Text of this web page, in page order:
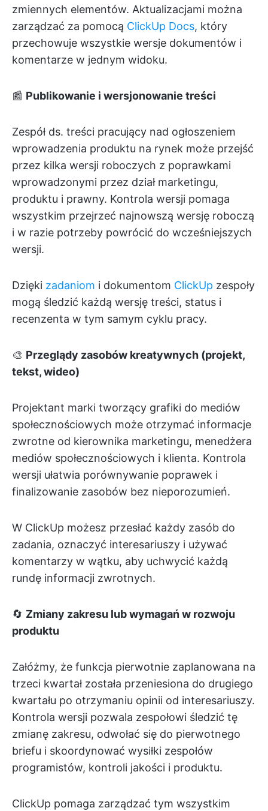
zmiennych elementów. Aktualizacjami można
zarządzać za pomocą ClickUp Docs, który
przechowuje wszystkie wersje dokumentów i
komentarze w jednym widoku.
📰 Publikowanie i wersjonowanie treści
Zespół ds. treści pracujący nad ogłoszeniem
wprowadzenia produktu na rynek może przejść
przez kilka wersji roboczych z poprawkami
wprowadzonymi przez dział marketingu,
produktu i prawny. Kontrola wersji pomaga
wszystkim przejrzeć najnowszą wersję roboczą
i w razie potrzeby powrócić do wcześniejszych
wersji.
Dzięki zadaniom i dokumentom ClickUp zespoły
mogą śledzić każdą wersję treści, status i
recenzenta w tym samym cyklu pracy.
🎨 Przeglądy zasobów kreatywnych (projekt,
tekst, wideo)
Projektant marki tworzący grafiki do mediów
społecznościowych może otrzymać informacje
zwrotne od kierownika marketingu, menedżera
mediów społecznościowych i klienta. Kontrola
wersji ułatwia porównywanie poprawek i
finalizowanie zasobów bez nieporozumień.
W ClickUp możesz przesłać każdy zasób do
zadania, oznaczyć interesariuszy i używać
komentarzy w wątku, aby uchwycić każdą
rundę informacji zwrotnych.
🔄 Zmiany zakresu lub wymagań w rozwoju
produktu
Załóżmy, że funkcja pierwotnie zaplanowana na
trzeci kwartał została przeniesiona do drugiego
kwartału po otrzymaniu opinii od interesariuszy.
Kontrola wersji pozwala zespołowi śledzić tę
zmianę zakresu, odwołać się do pierwotnego
briefu i skoordynować wysiłki zespołów
programistów, kontroli jakości i produktu.
ClickUp pomaga zarządzać tym wszystkim